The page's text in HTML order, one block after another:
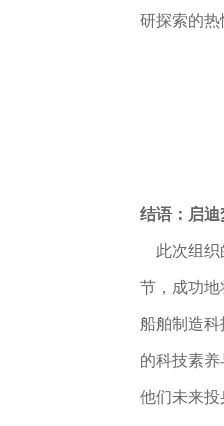
研探索的
结语：启
此次组
节，成功地
船舶制造
的科技素
他们未来